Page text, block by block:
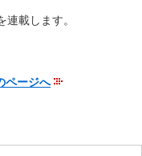
載します。
ページへ